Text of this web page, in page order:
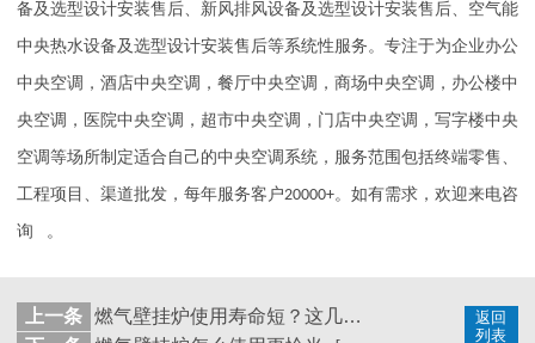
备及选型设计安装售后、新风排风设备及选型设计安装售后、空气能
中央热水设备及选型设计安装售后等系统性服务。专注于为企业办公
中央空调，酒店中央空调，餐厅中央空调，商场中央空调，办公楼中
央空调，医院中央空调，超市中央空调，门店中央空调，写字楼中央
空调等场所制定适合自己的中央空调系统，服务范围包括终端零售、
工程项目、渠道批发，每年服务客户20000+。如有需求，欢迎来电咨
询 。
返回
列表
上一条
燃气壁挂炉使用寿命短？这几点要注意［国佳冷暖］